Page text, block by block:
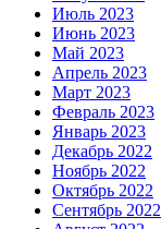
Июль 2023
Июнь 2023
Май 2023
Апрель 2023
Март 2023
Февраль 2023
Январь 2023
Декабрь 2022
Ноябрь 2022
Октябрь 2022
Сентябрь 2022